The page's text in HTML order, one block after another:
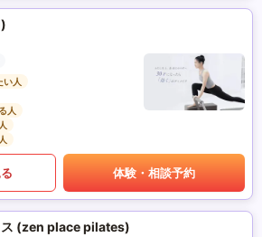
い人
人
体験・相談予約
ス (zen place pilates)